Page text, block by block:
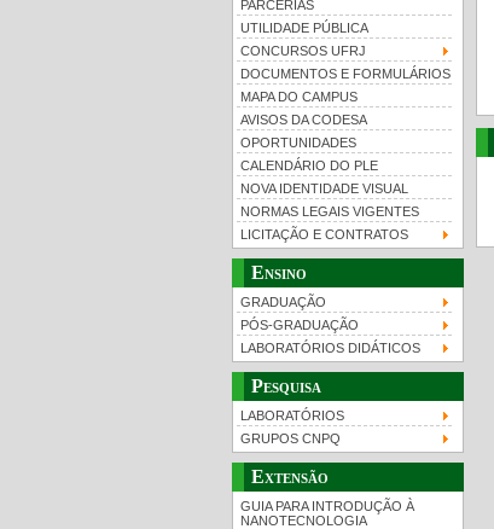
PARCERIAS
UTILIDADE PÚBLICA
CONCURSOS UFRJ
DOCUMENTOS E FORMULÁRIOS
MAPA DO CAMPUS
AVISOS DA CODESA
OPORTUNIDADES
CALENDÁRIO DO PLE
NOVA IDENTIDADE VISUAL
NORMAS LEGAIS VIGENTES
LICITAÇÃO E CONTRATOS
Ensino
GRADUAÇÃO
PÓS-GRADUAÇÃO
LABORATÓRIOS DIDÁTICOS
Pesquisa
LABORATÓRIOS
GRUPOS CNPQ
Extensão
GUIA PARA INTRODUÇÃO À
NANOTECNOLOGIA
UFRJ 100 anos